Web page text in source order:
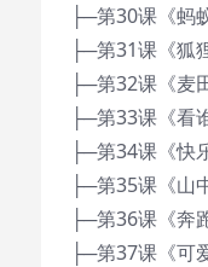
├─第30课《蚂
├─第31课《狐
├─第32课《麦
├─第33课《看
├─第34课《快
├─第35课《
├─第36课《奔
├─第37课《可